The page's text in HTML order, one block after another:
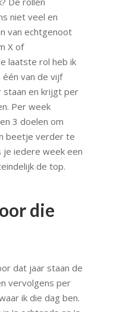
niet veel en
van echtgenoot
X of
laatste rol heb ik
van de vijf
staan en krijgt per
Per week
3 doelen om
beetje verder te
je iedere week een
de top.
die
dat jaar staan de
vervolgens per
ik die dag ben.